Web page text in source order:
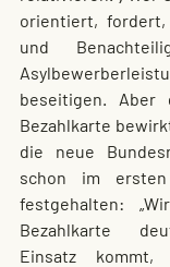
orientiert,
und
beseitigen. Aber
Bezahlkarte
die neue
schon im ersten
festgehalten:
Bezahlkarte
Einsatz